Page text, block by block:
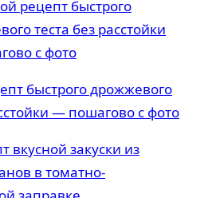
быстрого дрожжевого
— пошагово с фото